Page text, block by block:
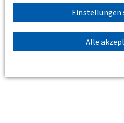
Einstellungen
Alle